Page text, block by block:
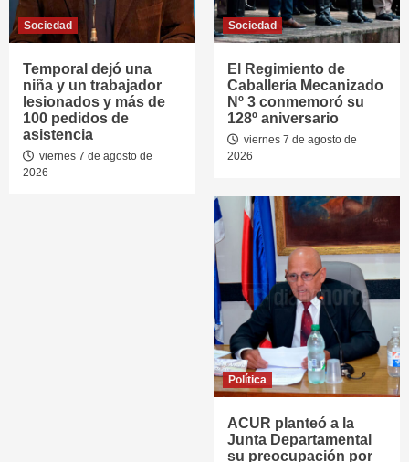
Sociedad
Temporal dejó una
niña y un trabajador
lesionados y más de
100 pedidos de
asistencia
viernes 7 de agosto de
2026
Sociedad
El Regimiento de
Caballería Mecanizado
Nº 3 conmemoró su
128º aniversario
viernes 7 de agosto de
2026
Política
ACUR planteó a la
Junta Departamental
su preocupación por